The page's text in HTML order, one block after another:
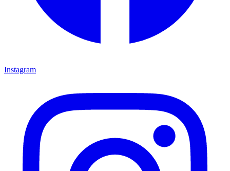
Instagram